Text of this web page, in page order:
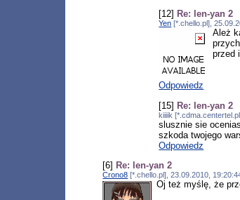
[12] Re: len-yan 2
Yen [*.chello.pl],
Ależ
przed
Odpowiedz
[15] Re: len-yan 2
kiiiik
slusznie sie
szkoda twojego
Odpowiedz
[6] Re: len-yan 2
Crono8 [*.chello.pl], 23.09.2010,
Oj też myślę, że